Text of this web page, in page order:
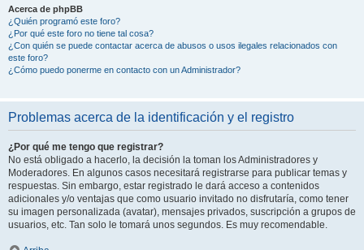
Acerca de phpBB
¿Quién programó este foro?
¿Por qué este foro no tiene tal cosa?
¿Con quién se puede contactar acerca de abusos o usos ilegales relacionados con
este foro?
¿Cómo puedo ponerme en contacto con un Administrador?
Problemas acerca de la identificación y el registro
¿Por qué me tengo que registrar?
No está obligado a hacerlo, la decisión la toman los Administradores y
Moderadores. En algunos casos necesitará registrarse para publicar temas y
respuestas. Sin embargo, estar registrado le dará acceso a contenidos
adicionales y/o ventajas que como usuario invitado no disfrutaría, como tener
su imagen personalizada (avatar), mensajes privados, suscripción a grupos de
usuarios, etc. Tan solo le tomará unos segundos. Es muy recomendable.